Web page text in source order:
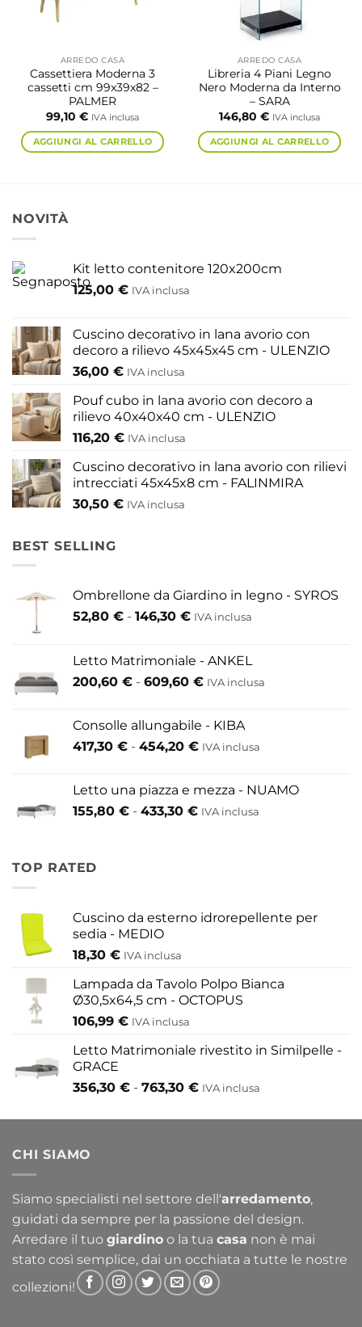
ARREDO CASA
Cassettiera Moderna 3
cassetti cm 99x39x82 –
PALMER
99,10 € IVA inclusa
AGGIUNGI AL CARRELLO
ARREDO CASA
Libreria 4 Piani Legno
Nero Moderna da Interno
– SARA
146,80 € IVA inclusa
AGGIUNGI AL CARRELLO
NOVITÀ
Kit letto contenitore 120x200cm
125,00 € IVA inclusa
Cuscino decorativo in lana avorio con
decoro a rilievo 45x45x45 cm - ULENZIO
36,00 € IVA inclusa
Pouf cubo in lana avorio con decoro a
rilievo 40x40x40 cm - ULENZIO
116,20 € IVA inclusa
Cuscino decorativo in lana avorio con rilievi
intrecciati 45x45x8 cm - FALINMIRA
30,50 € IVA inclusa
BEST SELLING
Ombrellone da Giardino in legno - SYROS
52,80 € - 146,30 €Fascia
da
52,80 €
146,30 €
IVA inclusa
Letto Matrimoniale - ANKEL
200,60 € - 609,60 €Fascia
da
200,60 €
609,60 €
IVA inclusa
Consolle allungabile - KIBA
417,30 € - 454,20 €Fascia
da
417,30 €
IVA inclusa
Letto una piazza e mezza - NUAMO
155,80 € - 433,30 €Fascia
433,30 €
IVA inclusa
TOP RATED
Cuscino da esterno idrorepellente per
sedia - MEDIO
18,30 € IVA inclusa
Lampada da Tavolo Polpo Bianca
Ø30,5x64,5 cm - OCTOPUS
106,99 € IVA inclusa
Letto Matrimoniale rivestito in Similpelle -
GRACE
356,30 € - 763,30 €Fascia
prezzo:
IVA inclusa
CHI SIAMO
Siamo specialisti nel settore dell'arredamento,
guidati da sempre per la passione del design.
Arredare il tuo giardino o la tua casa non è mai
stato così semplice, dai un occhiata a tutte le nostre
collezioni!